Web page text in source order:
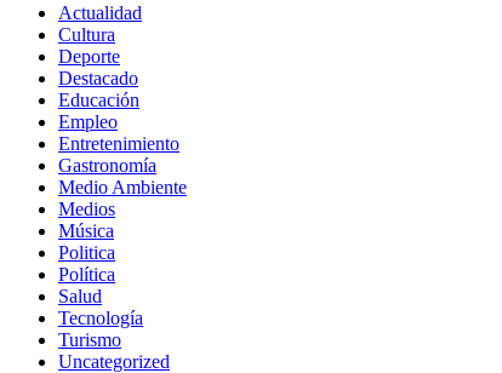
Actualidad
Cultura
Deporte
Destacado
Educación
Empleo
Entretenimiento
Gastronomía
Medio Ambiente
Medios
Música
Politica
Política
Salud
Tecnología
Turismo
Uncategorized